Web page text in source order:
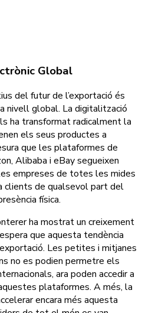
Global
del futur de l’exportació és
nivell global. La digitalització
ha transformat radicalment la
els seus productes a
que les plataformes de
Alibaba i eBay segueixen
empreses de totes les mides
clients de qualsevol part del
física.
ha mostrat un creixement
que aquesta tendència
Les petites i mitjanes
no es podien permetre els
ara poden accedir a
plataformes. A més, la
encara més aquesta